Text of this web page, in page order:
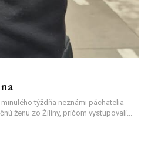
týždňa neznámi páchatelia
ženu zo Žiliny, pričom vystupovali...